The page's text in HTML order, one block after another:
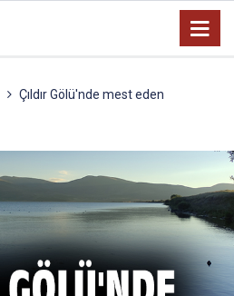
Çıldır Gölü'nde mest eden